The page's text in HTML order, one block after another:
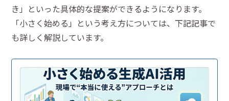
き」といった具体的な提案ができるようになります。
「小さく始める」という考え方については、下記記事で
も詳しく解説しています。